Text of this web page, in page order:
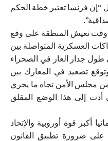
“إن فرنسا تعتبر خطة الحكم
وقت تعيش المنطقة على وقع
الإشتباكات العسكرية المتواصلة بين
جدار العار في الصحراء
تصعيد في المعارك بين
مجلس الأمن تجاه ما يجري
أدت إلى هذا الوضع المقلق
أكبر قوة أوروبية والإتحاد
على ضرورة تطبيق القانون